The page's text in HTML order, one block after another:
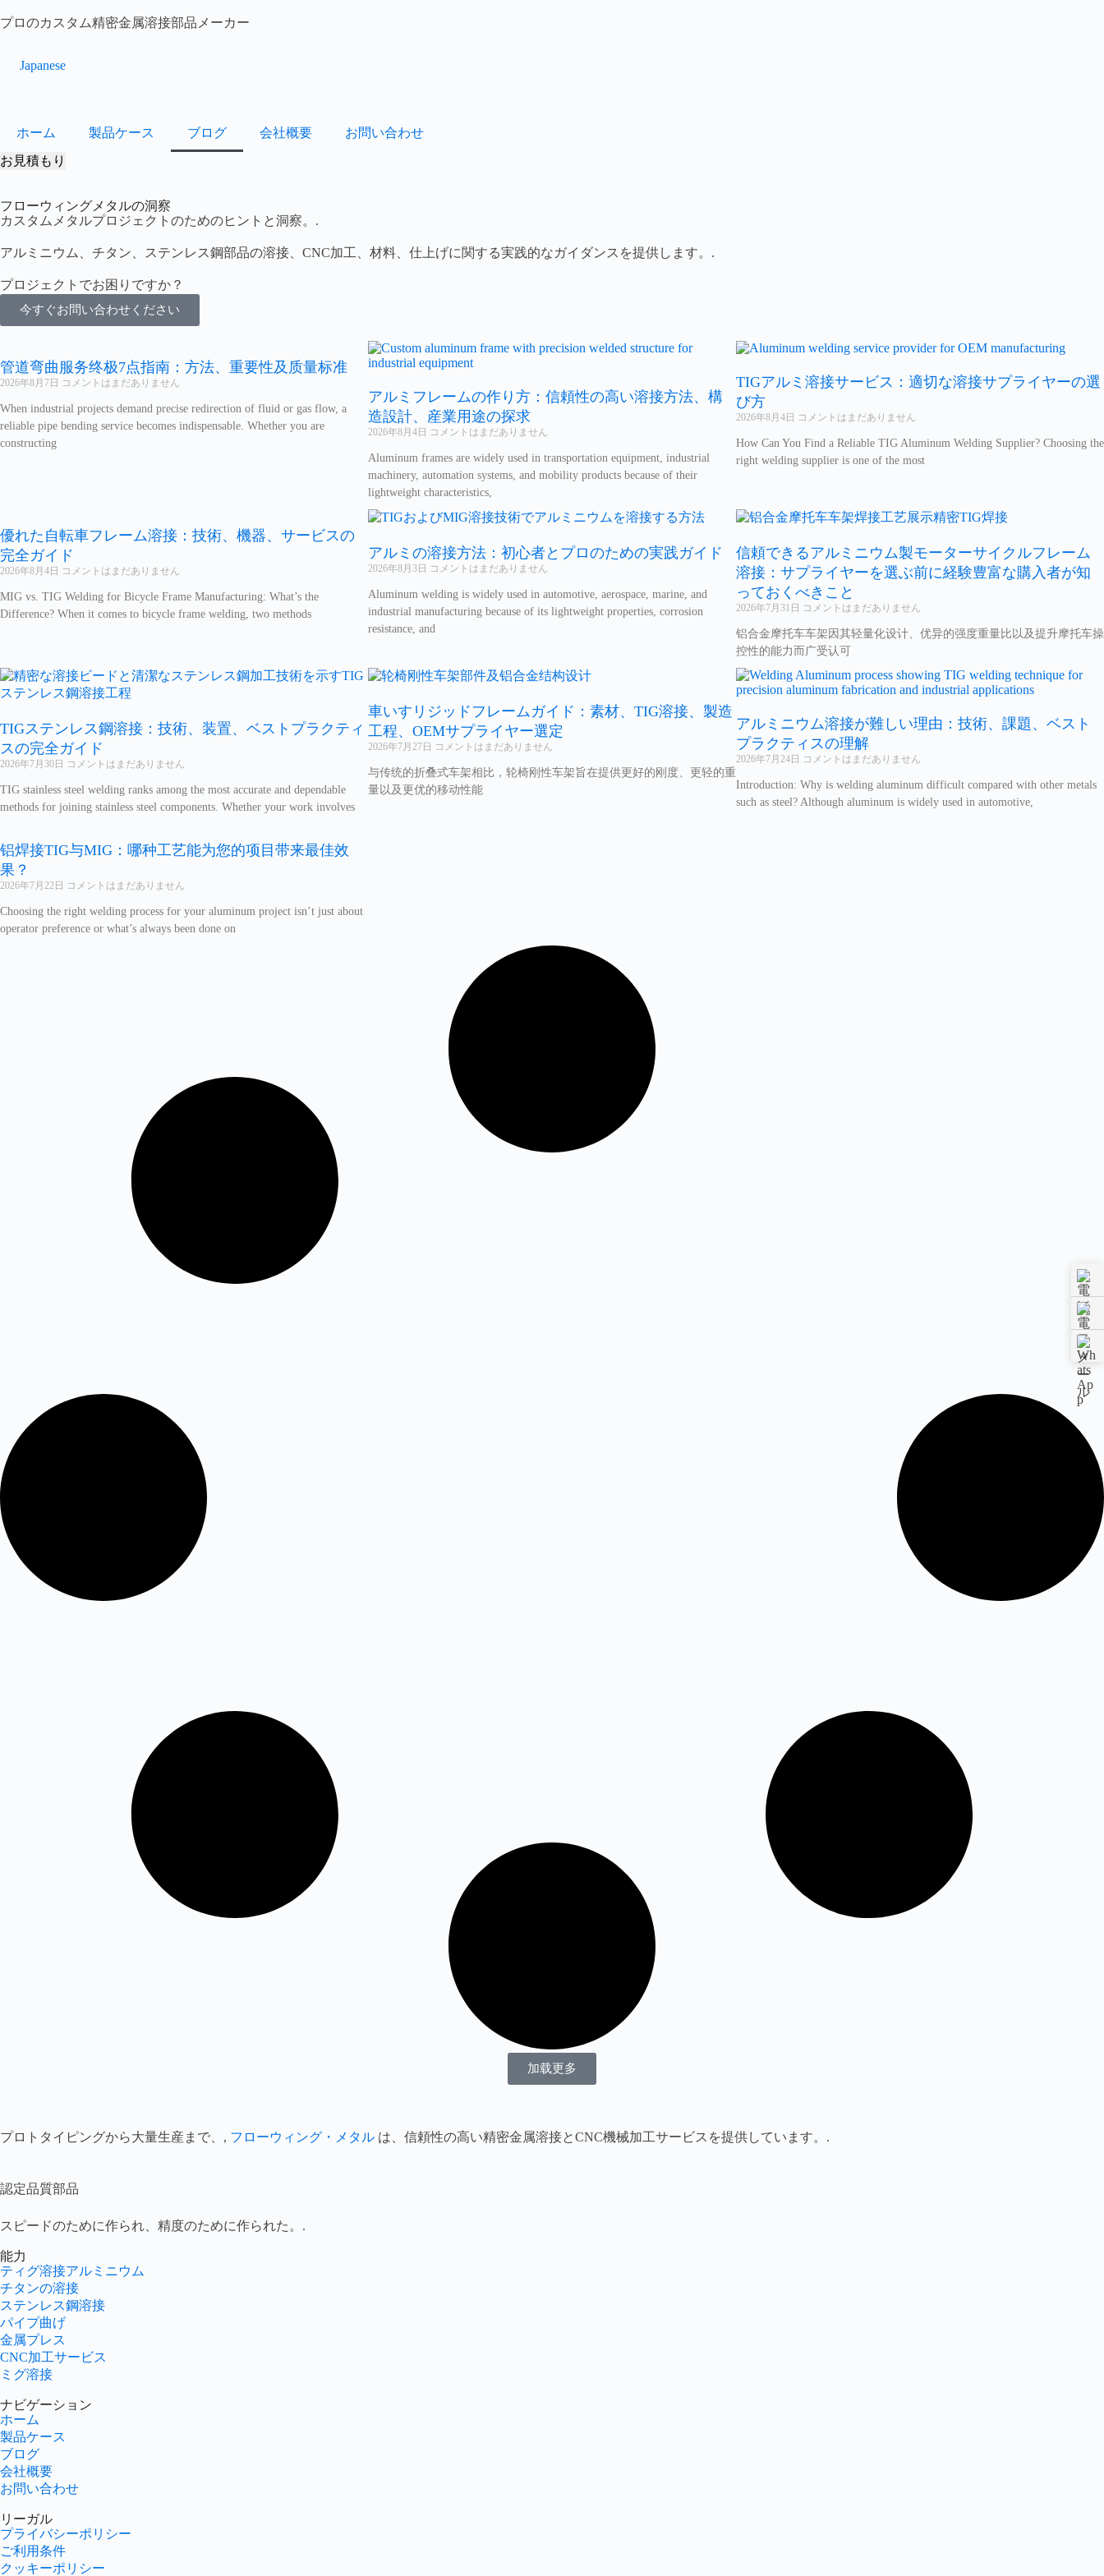
プロのカスタム精密金属溶接部品メーカー
Japanese
ホーム 製品ケース ブログ 会社概要
お問い合わせ
お見積もり
フローウィングメタルの洞察
カスタムメタルプロジェクトのためのヒントと洞察。.
アルミニウム、チタン、ステンレス鋼部品の溶接、CNC加工、材料、仕上げに関する実践的なガイダンスを提供します。.
プロジェクトでお困りですか？
今すぐお問い合わせください
管道弯曲服务终极7点指南：方法、重要性及质量标准
2026年8月7日 コメントはまだありません
When industrial projects demand precise redirection of fluid or gas flow, a
reliable pipe bending service becomes indispensable. Whether you are
constructing
アルミフレームの作り方：信頼性の高い溶接方法、構
造設計、産業用途の探求
2026年8月4日 コメントはまだありません
Aluminum frames are widely used in transportation equipment, industrial
machinery, automation systems, and mobility products because of their
lightweight characteristics,
TIGアルミ溶接サービス：適切な溶接サプライヤーの選
び方
2026年8月4日 コメントはまだありません
How Can You Find a Reliable TIG Aluminum Welding Supplier? Choosing the
right welding supplier is one of the most
優れた自転車フレーム溶接：技術、機器、サービスの
完全ガイド
2026年8月4日 コメントはまだありません
MIG vs. TIG Welding for Bicycle Frame Manufacturing: What’s the
Difference? When it comes to bicycle frame welding, two methods
アルミの溶接方法：初心者とプロのための実践ガイド
2026年8月3日 コメントはまだありません
Aluminum welding is widely used in automotive, aerospace, marine, and
industrial manufacturing because of its lightweight properties, corrosion
resistance, and
信頼できるアルミニウム製モーターサイクルフレーム
溶接：サプライヤーを選ぶ前に経験豊富な購入者が知
っておくべきこと
2026年7月31日 コメントはまだありません
铝合金摩托车车架因其轻量化设计、优异的强度重量比以及提升摩托车操
控性的能力而广受认可
TIGステンレス鋼溶接：技術、装置、ベストプラクティ
スの完全ガイド
2026年7月30日 コメントはまだありません
TIG stainless steel welding ranks among the most accurate and dependable
methods for joining stainless steel components. Whether your work involves
車いすリジッドフレームガイド：素材、TIG溶接、製造
工程、OEMサプライヤー選定
2026年7月27日 コメントはまだありません
与传统的折叠式车架相比，轮椅刚性车架旨在提供更好的刚度、更轻的重
量以及更优的移动性能
アルミニウム溶接が難しい理由：技術、課題、ベスト
プラクティスの理解
2026年7月24日 コメントはまだありません
Introduction: Why is welding aluminum difficult compared with other metals
such as steel? Although aluminum is widely used in automotive,
铝焊接TIG与MIG：哪种工艺能为您的项目带来最佳效
果？
2026年7月22日 コメントはまだありません
Choosing the right welding process for your aluminum project isn’t just about
operator preference or what’s always been done on
加载更多
プロトタイピングから大量生産まで、, フローウィング・メタル は、信頼性の高い精密金属溶接とCNC機械加工サービスを提供しています。.
認定品質部品
スピードのために作られ、精度のために作られた。.
能力
ティグ溶接アルミニウム
チタンの溶接
ステンレス鋼溶接
パイプ曲げ
金属プレス
CNC加工サービス
ミグ溶接
ナビゲーション
ホーム
製品ケース
ブログ
会社概要
お問い合わせ
リーガル
プライバシーポリシー
ご利用条件
クッキーポリシー